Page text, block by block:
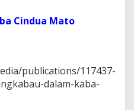
Cindua Mato
publications/117437-
dalam-kaba-